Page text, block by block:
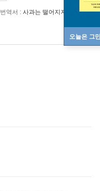
오늘은 그
번역서 : 사과는 떨어지지 않는다